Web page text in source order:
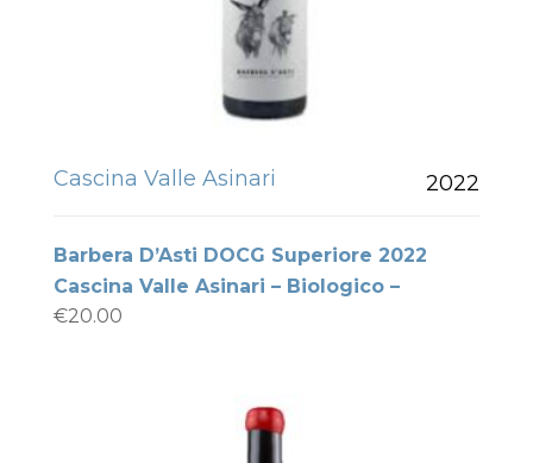
Cascina Valle Asinari 2022
Barbera D’Asti DOCG Superiore 2022
Cascina Valle Asinari – Biologico –
€20.00